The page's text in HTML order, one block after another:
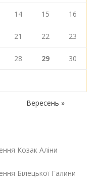
14 15 16
21 22 23
28 29 30
Вересень »
Козак Аліни
Білецької Галини